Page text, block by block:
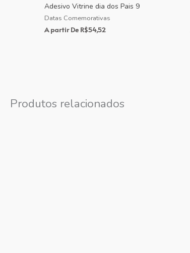
Adesivo Vitrine dia dos Pais 9
Datas Comemorativas
A partir De R$54,52
Produtos relacionados